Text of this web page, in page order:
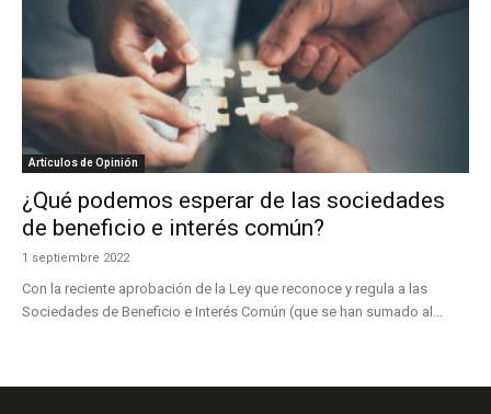
Artículos de Opinión
¿Qué podemos esperar de las sociedades
de beneficio e interés común?
1 septiembre 2022
Con la reciente aprobación de la Ley que reconoce y regula a las
Sociedades de Beneficio e Interés Común (que se han sumado al...